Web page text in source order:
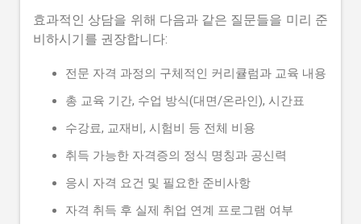
효과적인 상담을 위해 다음과 같은 질문들을 미리 준
비하시기를 권장합니다:
전문 자격 과정의 구체적인 커리큘럼과 교육 내용
총 교육 기간, 수업 방식(대면/온라인), 시간표
수강료, 교재비, 시험비 등 전체 비용
취득 가능한 자격증의 정식 명칭과 공신력
응시 자격 요건 및 필요한 준비사항
자격 취득 후 실제 취업 연계 프로그램 여부